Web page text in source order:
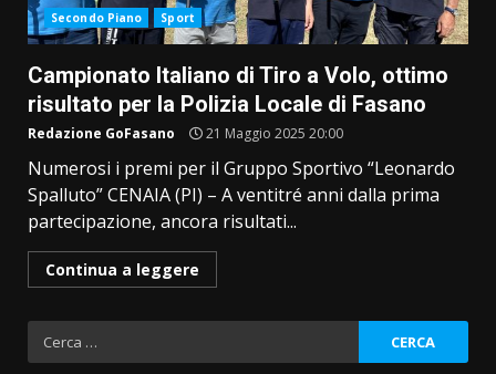
Secondo Piano Sport
Campionato Italiano di Tiro a Volo, ottimo
risultato per la Polizia Locale di Fasano
Redazione GoFasano 21 Maggio 2025 20:00
Numerosi i premi per il Gruppo Sportivo “Leonardo
Spalluto” CENAIA (PI) – A ventitré anni dalla prima
partecipazione, ancora risultati...
Continua a leggere
Ricerca
per: